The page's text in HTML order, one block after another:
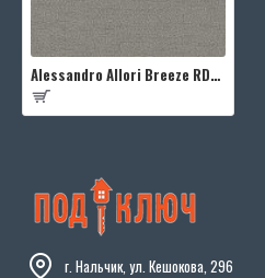
Alessandro Allori Breeze RDT2210-5
г. Нальчик, ул. Кешокова, 296